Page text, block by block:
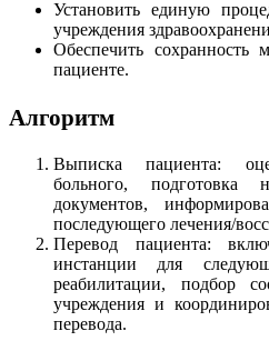
Установить единую
учреждения
Обеспечить
пациенте.
Алгоритм
Выписка пациента:
больного, подготовка
документов,
последующего лечения/
Перевод пациента:
инстанции для
реабилитации, подбор
учреждения и
перевода.